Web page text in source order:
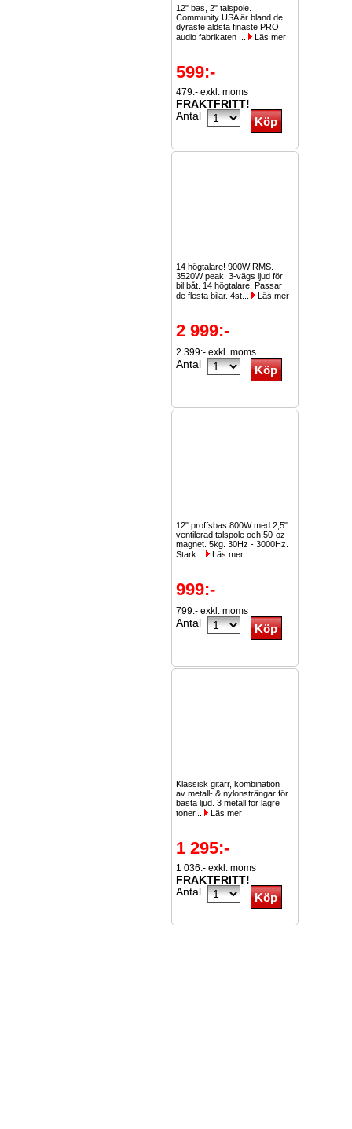
12" bas, 2" talspole.
Community USA är bland de
dyraste äldsta finaste PRO
audio fabrikaten ...
Läs mer
599:-
479:- exkl. moms
FRAKTFRITT!
Antal
14 högtalare! 900W RMS.
3520W peak. 3-vägs ljud för
bil båt. 14 högtalare. Passar
de flesta bilar. 4st...
Läs mer
2 999:-
2 399:- exkl. moms
Antal
12" proffsbas 800W med 2,5"
ventilerad talspole och 50-oz
magnet. 5kg. 30Hz - 3000Hz.
Stark...
Läs mer
999:-
799:- exkl. moms
Antal
Klassisk gitarr, kombination
av metall- & nylonsträngar för
bästa ljud. 3 metall för lägre
toner...
Läs mer
1 295:-
1 036:- exkl. moms
FRAKTFRITT!
Antal